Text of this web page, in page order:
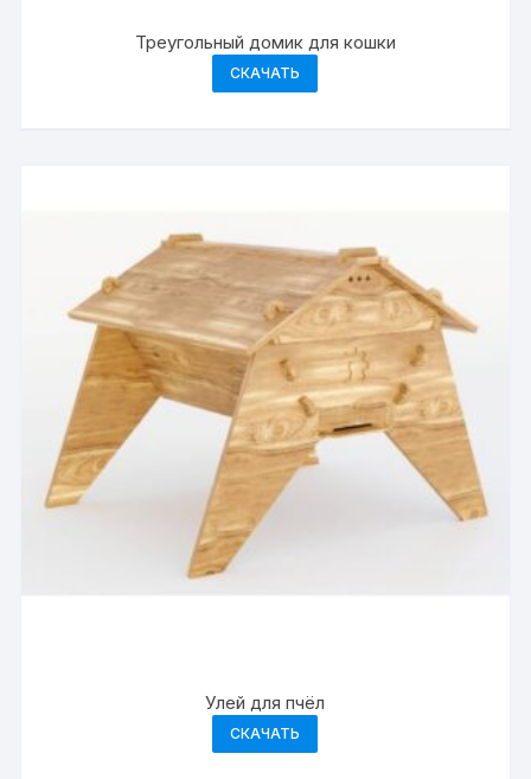
Треугольный домик для кошки
СКАЧАТЬ
Улей для пчёл
СКАЧАТЬ